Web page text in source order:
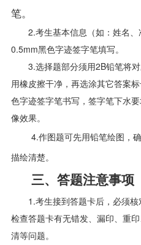
笔。
2.考生基本信息（如：姓名
0.5mm黑色字迹签字笔填写。
3.选择题部分须用2B铅笔将
用橡皮擦干净，再选涂其它答案
色字迹签字笔书写，签字笔下水
像效果。
4.作图题可先用铅笔绘图，
描绘清楚。
三、答题注意事项
1.考生接到答题卡后，必须
检查答题卡有无错发、漏印、重
清等问题。